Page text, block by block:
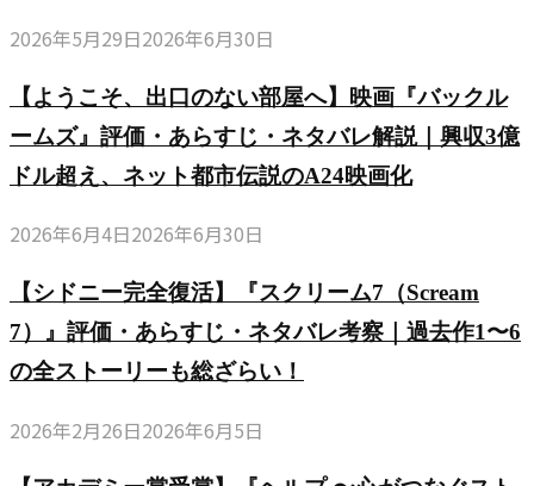
2026年5月29日2026年6月30日
【ようこそ、出口のない部屋へ】映画『バックル
ームズ』評価・あらすじ・ネタバレ解説｜興収3億
ドル超え、ネット都市伝説のA24映画化
2026年6月4日2026年6月30日
【シドニー完全復活】『スクリーム7（Scream
7）』評価・あらすじ・ネタバレ考察｜過去作1〜6
の全ストーリーも総ざらい！
2026年2月26日2026年6月5日